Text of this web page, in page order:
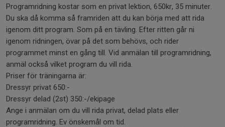
Programridning kostar som en privat lektion, 650kr, 35 minuter.
Du ska då komma så framriden att du kan börja med att rida
igenom ditt program. Som på en tävling. Efter ritten går ni
igenom ridningen, övar på det som behövs, och rider
programmet minst en gång till. Vid anmälan till programridning,
anmäl också vilket program du vill rida.
Priser för träningarna är:
Dressyr privat 650:-
Dressyr delad (2st) 350:-/ekipage
Ange i anmälan om du vill rida privat, delad plats eller
programridning. Ev önskemål om tid.